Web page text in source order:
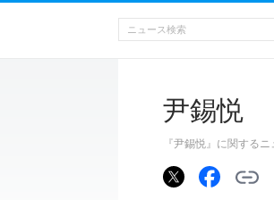
尹錫悦
『尹錫悦』に関する